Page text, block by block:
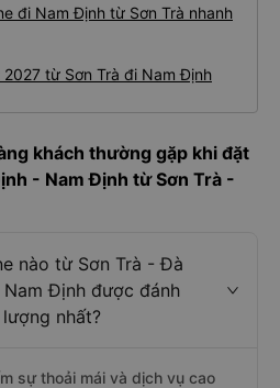
đi Nam Định từ Sơn Trà nhanh
từ Sơn Trà đi Nam Định
khách thường gặp khi đặt
- Nam Định từ Sơn Trà -
nào từ Sơn Trà - Đà
Định được đánh
nhất?
sự thoải mái và dịch vụ cao